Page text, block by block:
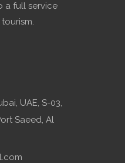
a full service
UAE, S-03,
Saeed, Al